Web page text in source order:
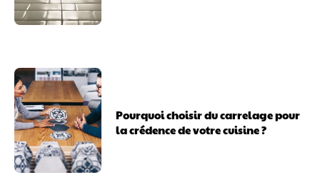
Pourquoi choisir du carrelage pour
la crédence de votre cuisine ?